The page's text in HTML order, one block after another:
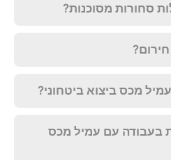
סחורות מסוכנות?
מכס ביצוא ביטחוני?
בעבודה עם עמיל מכס